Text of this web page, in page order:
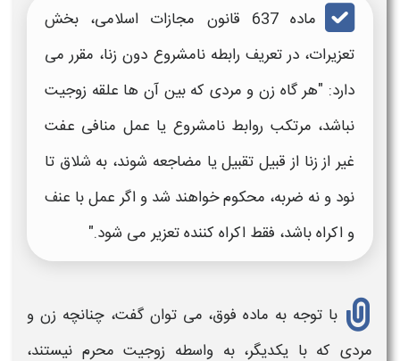
ماده 637 قانون مجازات اسلامی، بخش
تعزیرات، در تعریف رابطه نامشروع دون زنا، مقرر می
دارد: "هر گاه زن و مردی که بین آن ها علقه زوجیت
نباشد، مرتکب روابط نامشروع یا عمل منافی عفت
غیر از زنا از قبیل تقبیل یا مضاجعه ‌شوند، به شلاق تا
نود و نه ضربه، محکوم خواهند شد و اگر عمل با عنف
و اکراه باشد، فقط اکراه‌ کننده تعزیر می‌ شود."
با توجه به ماده فوق، می توان گفت، چنانچه زن و
مردی که با یکدیگر، به واسطه زوجیت محرم نیستند،